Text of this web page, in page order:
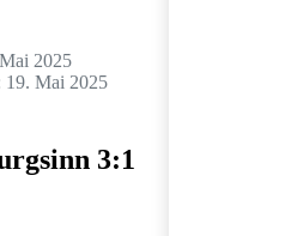
2025
19. Mai 2025
3:1